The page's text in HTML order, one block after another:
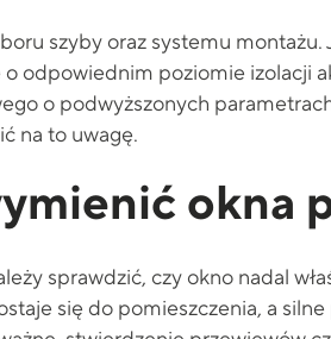
szyby oraz systemu montażu.
odpowiednim poziomie izolacji
o podwyższonych
na to uwagę.
okna
sprawdzić, czy okno nadal
się do pomieszczenia, a